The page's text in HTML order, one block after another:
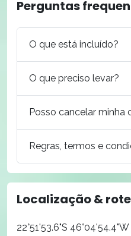
Perguntas
O que está incluído?
O que preciso levar?
Posso cancelar minha
Regras, termos e
Localização &
22°51'53.6"S